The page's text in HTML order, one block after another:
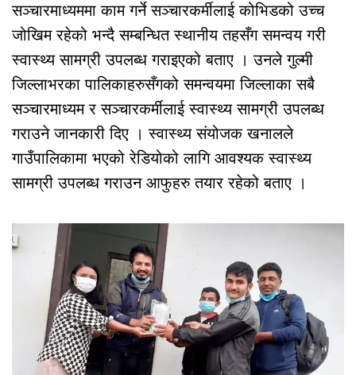
सञ्चारमाध्यममा काम गर्ने सञ्चारकर्मीलाई कोभिडको उच्च
जोखिम रहेको भन्दै सम्बन्धित स्थानीय तहसँग समन्वय गरी
स्वास्थ्य सामग्री उपलब्ध गराइएको बताए । उनले गुल्मी
जिल्लाभरका पालिकाहरुसँगको समन्वयमा जिल्लाका सबै
सञ्चारमाध्यम र सञ्चारकर्मीलाई स्वास्थ्य सामग्री उपलब्ध
गराउने जानकारी दिए । स्वास्थ्य संयोजक खनालले
गाउँपालिकामा भएको रेडियोको लागि आवश्यक स्वास्थ्य
सामग्री उपलब्ध गराउन आफुहरु तयार रहेको बताए ।